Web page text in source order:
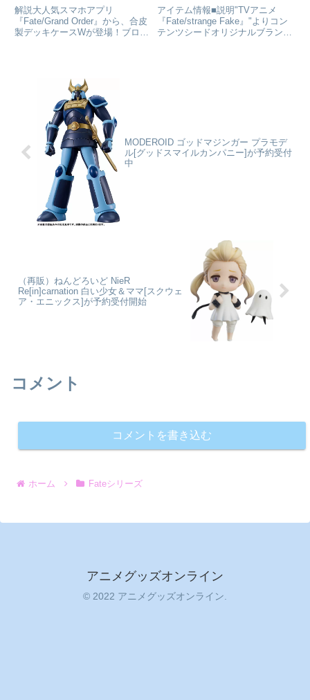
ッコリー]が予約受付開始
解説大人気スマホアプリ
『Fate/Grand Order』から、合皮
製デッキケースWが登場！ブロッ
触りがよく耐久度の高い合皮素材
で作られたデッキケース...
ンテンツシード]が予約受
付中
アイテム情報■説明"TVアニメ
『Fate/strange Fake』"よりコン
テンツシードオリジナルブランド
MODEROID ゴッドマジンガー プラモデ
ル[グッドスマイルカンパニー]が予約受付
中
（再販）ねんどろいど NieR
Re[in]carnation 白い少女＆ママ[スクウェ
ア・エニックス]が予約受付開始
コメント
コメントを書き込む
ホーム Fateシリーズ
アニメグッズオンライン
© 2022 アニメグッズオンライン.